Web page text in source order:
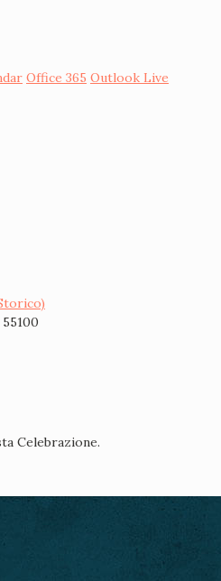
Office 365 Outlook Live
Celebrazione.